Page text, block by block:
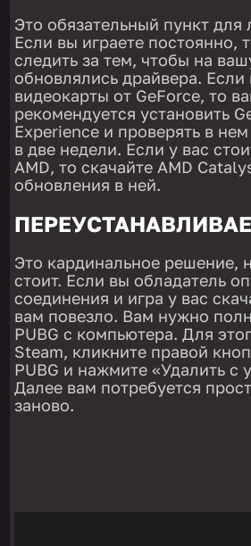
Это обязательный пункт для
Если вы играете постоянно,
следить за тем, чтобы на
обновлялись драйвера. Если
видеокарты от GeForce, то
рекомендуется установить
Experience и проверять в
в две недели. Если у вас
AMD, то скачайте AMD
обновления в ней.
Это кардинальное решение,
стоит. Если вы обладатель
соединения и игра у вас
вам повезло. Вам нужно
PUBG с компьютера. Для
Steam, кликните правой
PUBG и нажмите «Удалить с
Далее вам потребуется
заново.